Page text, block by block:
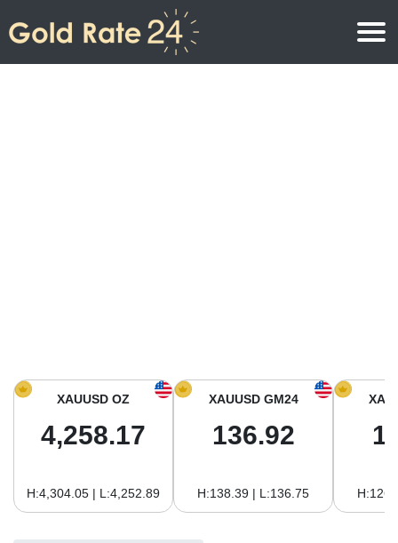
Precio del Oro hoy en América del sur
XAUUSD OZ
4,258.17
H:4,304.05 | L:4,252.89
XAUUSD GM24
136.92
H:138.39 | L:136.75